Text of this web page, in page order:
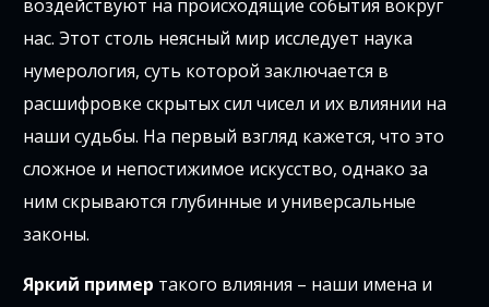
воздействуют на происходящие события вокруг
нас. Этот столь неясный мир исследует наука
нумерология, суть которой заключается в
расшифровке скрытых сил чисел и их влиянии на
наши судьбы. На первый взгляд кажется, что это
сложное и непостижимое искусство, однако за
ним скрываются глубинные и универсальные
законы.
Яркий пример такого влияния – наши имена и